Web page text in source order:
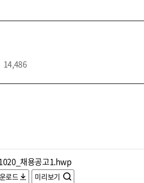
14,486
채용공고1.hwp
로드 미리보기